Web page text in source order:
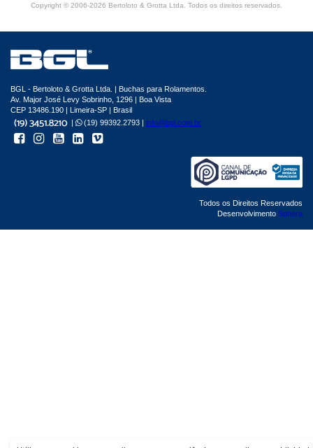
Copyright © 2006-2026 Bertoloto & Grotta Ltda. Todos os direitos reservados.
BGL - Bertoloto & Grotta Ltda. | Buchas para Rolamentos.
Av. Major José Levy Sobrinho, 1296 | Boa Vista
CEP 13486.190 | Limeira-SP | Brasil
|
(19) 99392.2793 | info@bgl.com.br
Todos os Direitos Reservados
Desenvolvimento Sphera